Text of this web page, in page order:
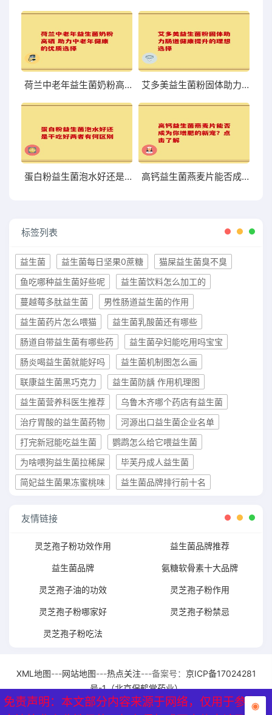
荷兰中老年益生菌奶粉高硒 助力中老年健康的优质选择 艾多美益生菌粉固体助力肠道健康提升的理想选择
蛋白粉益生菌泡水好还是干吃好两者有何区别 高钙益生菌燕麦片能否成为你增肥的新宠？点击了解
免责声明：本文部分内容来源于网络，仅用于参考、
标签列表
益生菌 益生菌每日坚果0蔗糖
猫屎益生菌臭不臭
鱼吃哪种益生菌好些呢
益生菌饮料怎么加工的
蔓越莓多肽益生菌
男性肠道益生菌的作用
益生菌药片怎么喂猫
益生菌乳酸菌还有哪些
肠道自带益生菌有哪些药
益生菌孕妇能吃用吗宝宝
肠炎喝益生菌就能好吗
益生菌机制图怎么画
联康益生菌黑巧克力
益生菌防龋 作用机理图
益生菌营养科医生推荐
乌鲁木齐哪个药店有益生菌
治疗胃酸的益生菌药物
河源出口益生菌企业名单
打完新冠能吃益生菌
鹦鹉怎么给它喂益生菌
为啥喂狗益生菌拉稀屎
毕芙丹成人益生菌
简妃益生菌果冻蜜桃味
益生菌品牌排行前十名
友情链接
灵芝孢子粉功效作用 益生菌品牌推荐
益生菌品牌 氨糖软骨素十大品牌
灵芝孢子油的功效 灵芝孢子粉作用
灵芝孢子粉哪家好 灵芝孢子粉禁忌
灵芝孢子粉吃法
XML地图---网站地图---热点关注---备案号： 京ICP备17024281
号-1（北京保鹤堂药业）
免责声明：本文部分内容来源于网络，仅用于参考、